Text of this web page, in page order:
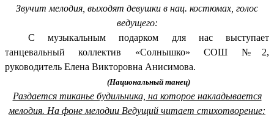
Звучит мелодия, выходят девушки в нац. костюмах, голос
ведущего:
С музыкальным подарком для нас выступает
танцевальный коллектив «Солнышко» СОШ №2,
руководитель Елена Викторовна Анисимова.
(Национальный танец)
Раздается тиканье будильника, на которое накладывается
мелодия. На фоне мелодии Ведущий читает стихотворение: